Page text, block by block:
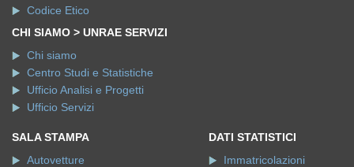
Codice Etico
CHI SIAMO > UNRAE SERVIZI
Chi siamo
Centro Studi e Statistiche
Ufficio Analisi e Progetti
Ufficio Servizi
SALA STAMPA
Autovetture
DATI STATISTICI
Immatricolazioni